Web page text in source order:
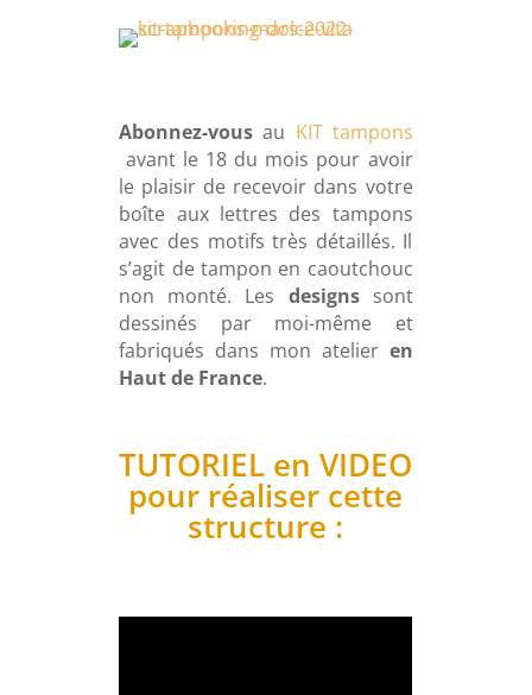
Abonnez-vousau KIT tampons
avant le 18 du mois pour avoir
le plaisir de recevoir dans votre
boîte aux lettres des tampons
avec des motifs très détaillés. Il
s’agit de tampon en caoutchouc
non monté. Les designssont
dessinés par moi-même et
fabriqués dans mon atelier en
Haut de France.
TUTORIEL en VIDEO
pour réaliser cette
structure :